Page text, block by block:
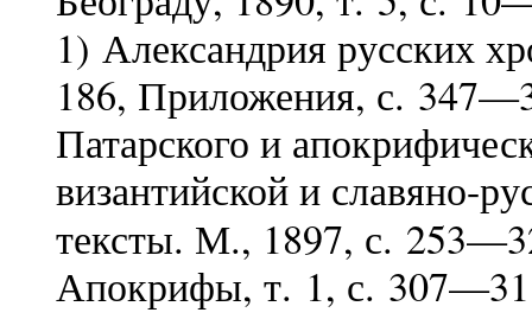
1) Александрия русских
186, Приложения, с.
Патарского и
византийской и славяно-
тексты. М., 1897, с.
Апокрифы, т. 1, с.